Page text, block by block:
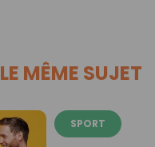
MÊME SUJET
SPORT